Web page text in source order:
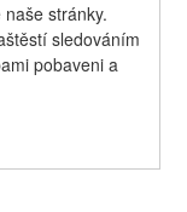
stránky.
sledováním
pobaveni a